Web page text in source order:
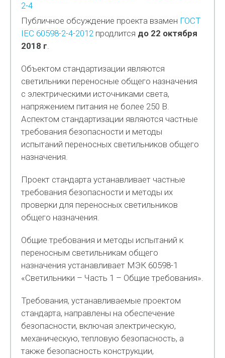
2-4
Публичное обсуждение проекта взамен ГОСТ
IEC 60598-2-4-2012 продлится до 22 октября
2018 г.
Объектом стандартизации являются
светильники переносные общего назначения
с электрическими источниками света,
напряжением питания не более 250 В.
Аспектом стандартизации являются частные
требования безопасности и методы
испытаний переносных светильников общего
назначения.
Проект стандарта устанавливает частные
требования безопасности и методы их
проверки для переносных светильников
общего назначения.
Общие требования и методы испытаний к
переносным светильникам общего
назначения устанавливает МЭК 60598-1
«Светильники – Часть 1 – Общие требования».
Требования, устанавливаемые проектом
стандарта, направлены на обеспечение
безопасности, включая электрическую,
механическую, тепловую безопасность, а
также безопасность конструкции,